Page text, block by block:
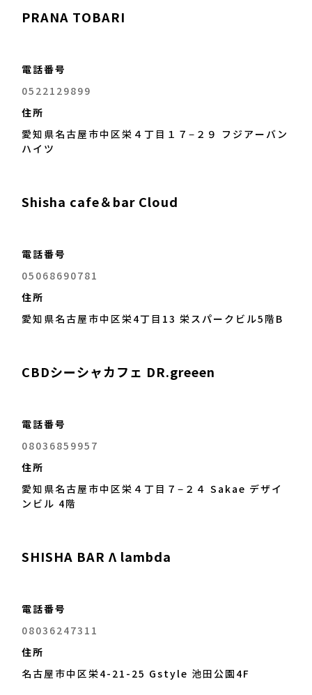
PRANA TOBARI
電話番号
0522129899
住所
愛知県名古屋市中区栄４丁目１７−２９ フジアーバン
ハイツ
Shisha cafe＆bar Cloud
電話番号
05068690781
住所
愛知県名古屋市中区栄4丁目13 栄スパークビル5階B
CBDシーシャカフェ DR.greeen
電話番号
08036859957
住所
愛知県名古屋市中区栄４丁目７−２４ Sakae デザイ
ンビル 4階
SHISHA BAR Λ lambda
電話番号
08036247311
住所
名古屋市中区栄4-21-25 Gstyle 池田公園4F